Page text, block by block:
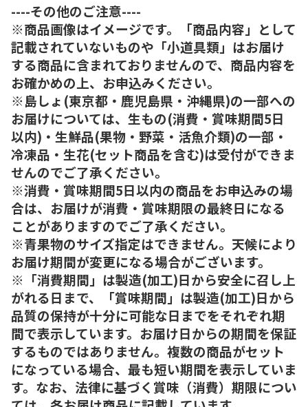
----その他のご注意----
※商品画像はイメージです。「商品内容」として
記載されていないものや「小道具類」はお届け
する商品に含まれておりませんので、商品内容を
お確かめの上、お申込みください。
※島しょ(東京都・鹿児島県・沖縄県)の一部への
お届けについては、生もの(消費・賞味期間5日
以内)・生鮮品(果物・野菜・活魚介類)の一部・
冷凍品・生花(セット商品を含む)は受付ができま
せんのでご了承ください。
※消費・賞味期間5日以内の商品をお申込みの場
合は、お届けが消費・賞味期限の最終日になる
ことがありますのでご了承ください。
※青果物のサイズ指定はできません。天候により
お届け期間が変更になる場合がございます。
※「消費期間」は製造(加工)日から安全に召し上
がれる日まで、「賞味期間」は製造(加工)日から
品質の保持が十分に可能な日までをそれぞれ期
間で表示しています。お届け日からの期間を保証
するものではありません。複数の商品がセット
になっている場合、最も短い期間を表示していま
す。なお、法律に基づく賞味（消費）期限につい